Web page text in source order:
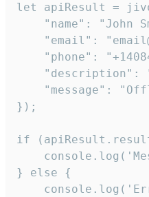
let apiResult =
"name": "John
"email":
"phone":
"description":
"message":
});
if
} else {